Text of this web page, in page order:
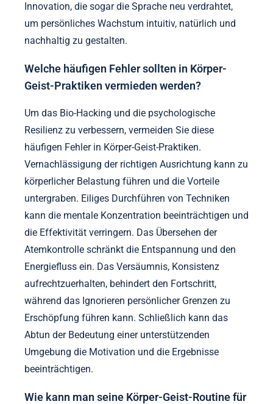
Innovation, die sogar die Sprache neu verdrahtet,
um persönliches Wachstum intuitiv, natürlich und
nachhaltig zu gestalten.
Welche häufigen Fehler sollten in Körper-
Geist-Praktiken vermieden werden?
Um das Bio-Hacking und die psychologische
Resilienz zu verbessern, vermeiden Sie diese
häufigen Fehler in Körper-Geist-Praktiken.
Vernachlässigung der richtigen Ausrichtung kann zu
körperlicher Belastung führen und die Vorteile
untergraben. Eiliges Durchführen von Techniken
kann die mentale Konzentration beeinträchtigen und
die Effektivität verringern. Das Übersehen der
Atemkontrolle schränkt die Entspannung und den
Energiefluss ein. Das Versäumnis, Konsistenz
aufrechtzuerhalten, behindert den Fortschritt,
während das Ignorieren persönlicher Grenzen zu
Erschöpfung führen kann. Schließlich kann das
Abtun der Bedeutung einer unterstützenden
Umgebung die Motivation und die Ergebnisse
beeinträchtigen.
Wie kann man seine Körper-Geist-Routine für